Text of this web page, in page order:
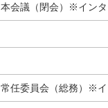
本会議（閉会）※イン
常任委員会（総務）※